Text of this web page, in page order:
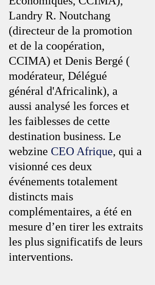
Landry R. Noutchang
(directeur de la promotion
et de la coopération,
CCIMA) et Denis Bergé (
modérateur, Délégué
général d'Africalink), a
aussi analysé les forces et
les faiblesses de cette
destination business. Le
webzine CEO Afrique, qui a
visionné ces deux
événements totalement
distincts mais
complémentaires, a été en
mesure d’en tirer les extraits
les plus significatifs de leurs
interventions.